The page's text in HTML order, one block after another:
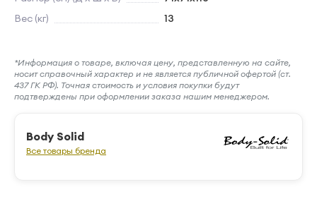
Вес (кг)
13
*Информация о товаре, включая цену, представленную на сайте,
носит справочный характер и не является публичной офертой (ст.
437 ГК РФ). Точная стоимость и условия покупки будут
подтверждены при оформлении заказа нашим менеджером.
Body Solid
Все товары бренда